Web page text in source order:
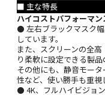
■ 主な特長
ハイコストパフォーマ
⚫ 左右ブラックマスク
しています。
また、スクリーンの全
り柔軟に設定できる製品
その他にも、静音モー
性など、使い勝手も重視
⚫ 4K、フルハイビジョ